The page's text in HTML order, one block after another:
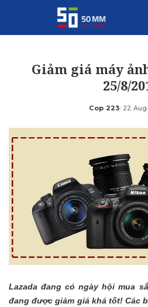
Giảm giá máy
25/8/
Posted
Cop 223 22
Lazada đang có ngày hội mua
đang được giảm giá khá tốt! Các